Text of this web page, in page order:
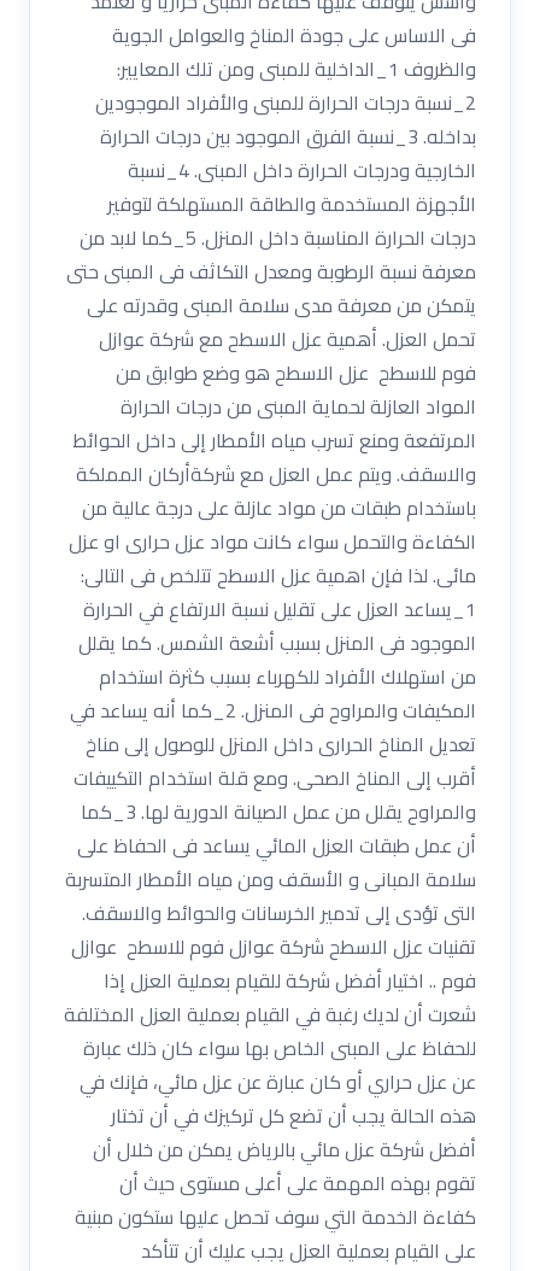
فى الاساس على جودة المناخ والعوامل الجوية
والظروف 1_الداخلية للمبنى ومن تلك المعايير:
2_نسبة درجات الحرارة للمبنى والأفراد الموجودين
بداخله. 3_نسبة الفرق الموجود بين درجات الحرارة
الخارجية ودرجات الحرارة داخل المبنى. 4_نسبة
الأجهزة المستخدمة والطاقة المستهلكة لتوفير
درجات الحرارة المناسبة داخل المنزل. 5_كما لابد من
معرفة نسبة الرطوبة ومعدل التكاثف فى المبنى حتى
يتمكن من معرفة مدى سلامة المبنى وقدرته على
تحمل العزل. أهمية عزل الاسطح مع شركة عوازل
فوم للاسطح عزل الاسطح هو وضع طوابق من
المواد العازلة لحماية المبنى من درجات الحرارة
المرتفعة ومنع تسرب مياه الأمطار إلى داخل الحوائط
والاسقف. ويتم عمل العزل مع شركةأركان المملكة
باستخدام طبقات من مواد عازلة على درجة عالية من
الكفاءة والتحمل سواء كانت مواد عزل حرارى او عزل
مائى. لذا فإن اهمية عزل الاسطح تتلخص فى التالى:
1_يساعد العزل على تقليل نسبة الارتفاع في الحرارة
الموجود فى المنزل بسبب أشعة الشمس. كما يقلل
من استهلاك الأفراد للكهرباء بسبب كثرة استخدام
المكيفات والمراوح فى المنزل. 2_كما أنه يساعد في
تعديل المناخ الحرارى داخل المنزل للوصول إلى مناخ
أقرب إلى المناخ الصحى. ومع قلة استخدام التكييفات
والمراوح يقلل من عمل الصيانة الدورية لها. 3_كما
أن عمل طبقات العزل المائي يساعد فى الحفاظ على
سلامة المبانى و الأسقف ومن مياه الأمطار المتسربة
التى تؤدى إلى تدمير الخرسانات والحوائط والاسقف.
تقنيات عزل الاسطح شركة عوازل فوم للاسطح عوازل
فوم .. اختيار أفضل شركة للقيام بعملية العزل إذا
شعرت أن لديك رغبة في القيام بعملية العزل المختلفة
للحفاظ على المبنى الخاص بها سواء كان ذلك عبارة
عن عزل حراري أو كان عبارة عن عزل مائي، فإنك في
هذه الحالة يجب أن تضع كل تركيزك في أن تختار
أفضل شركة عزل مائي بالرياض يمكن من خلال أن
تقوم بهذه المهمة على أعلى مستوى حيث أن
كفاءة الخدمة التي سوف تحصل عليها ستكون مبنية
على القيام بعملية العزل يجب عليك أن تتأكد